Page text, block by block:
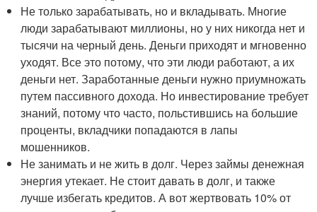
Не только зарабатывать, но и вкладывать. Многие
люди зарабатывают миллионы, но у них никогда нет и
тысячи на черный день. Деньги приходят и мгновенно
уходят. Все это потому, что эти люди работают, а их
деньги нет. Заработанные деньги нужно приумножать
путем пассивного дохода. Но инвестирование требует
знаний, потому что часто, польстившись на большие
проценты, вкладчики попадаются в лапы
мошенников.
Не занимать и не жить в долг. Через займы денежная
энергия утекает. Не стоит давать в долг, и также
лучше избегать кредитов. А вот жертвовать 10% от